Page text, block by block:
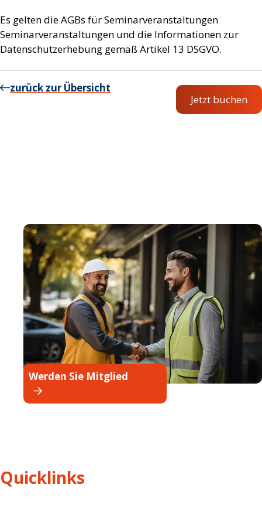
Es gelten die AGBs für Seminarveranstaltungen
Seminarveranstaltungen und die Informationen zur
Datenschutzerhebung gemäß Artikel 13 DSGVO.
zurück zur Übersicht
Jetzt buchen
Werden Sie Mitglied
Quicklinks